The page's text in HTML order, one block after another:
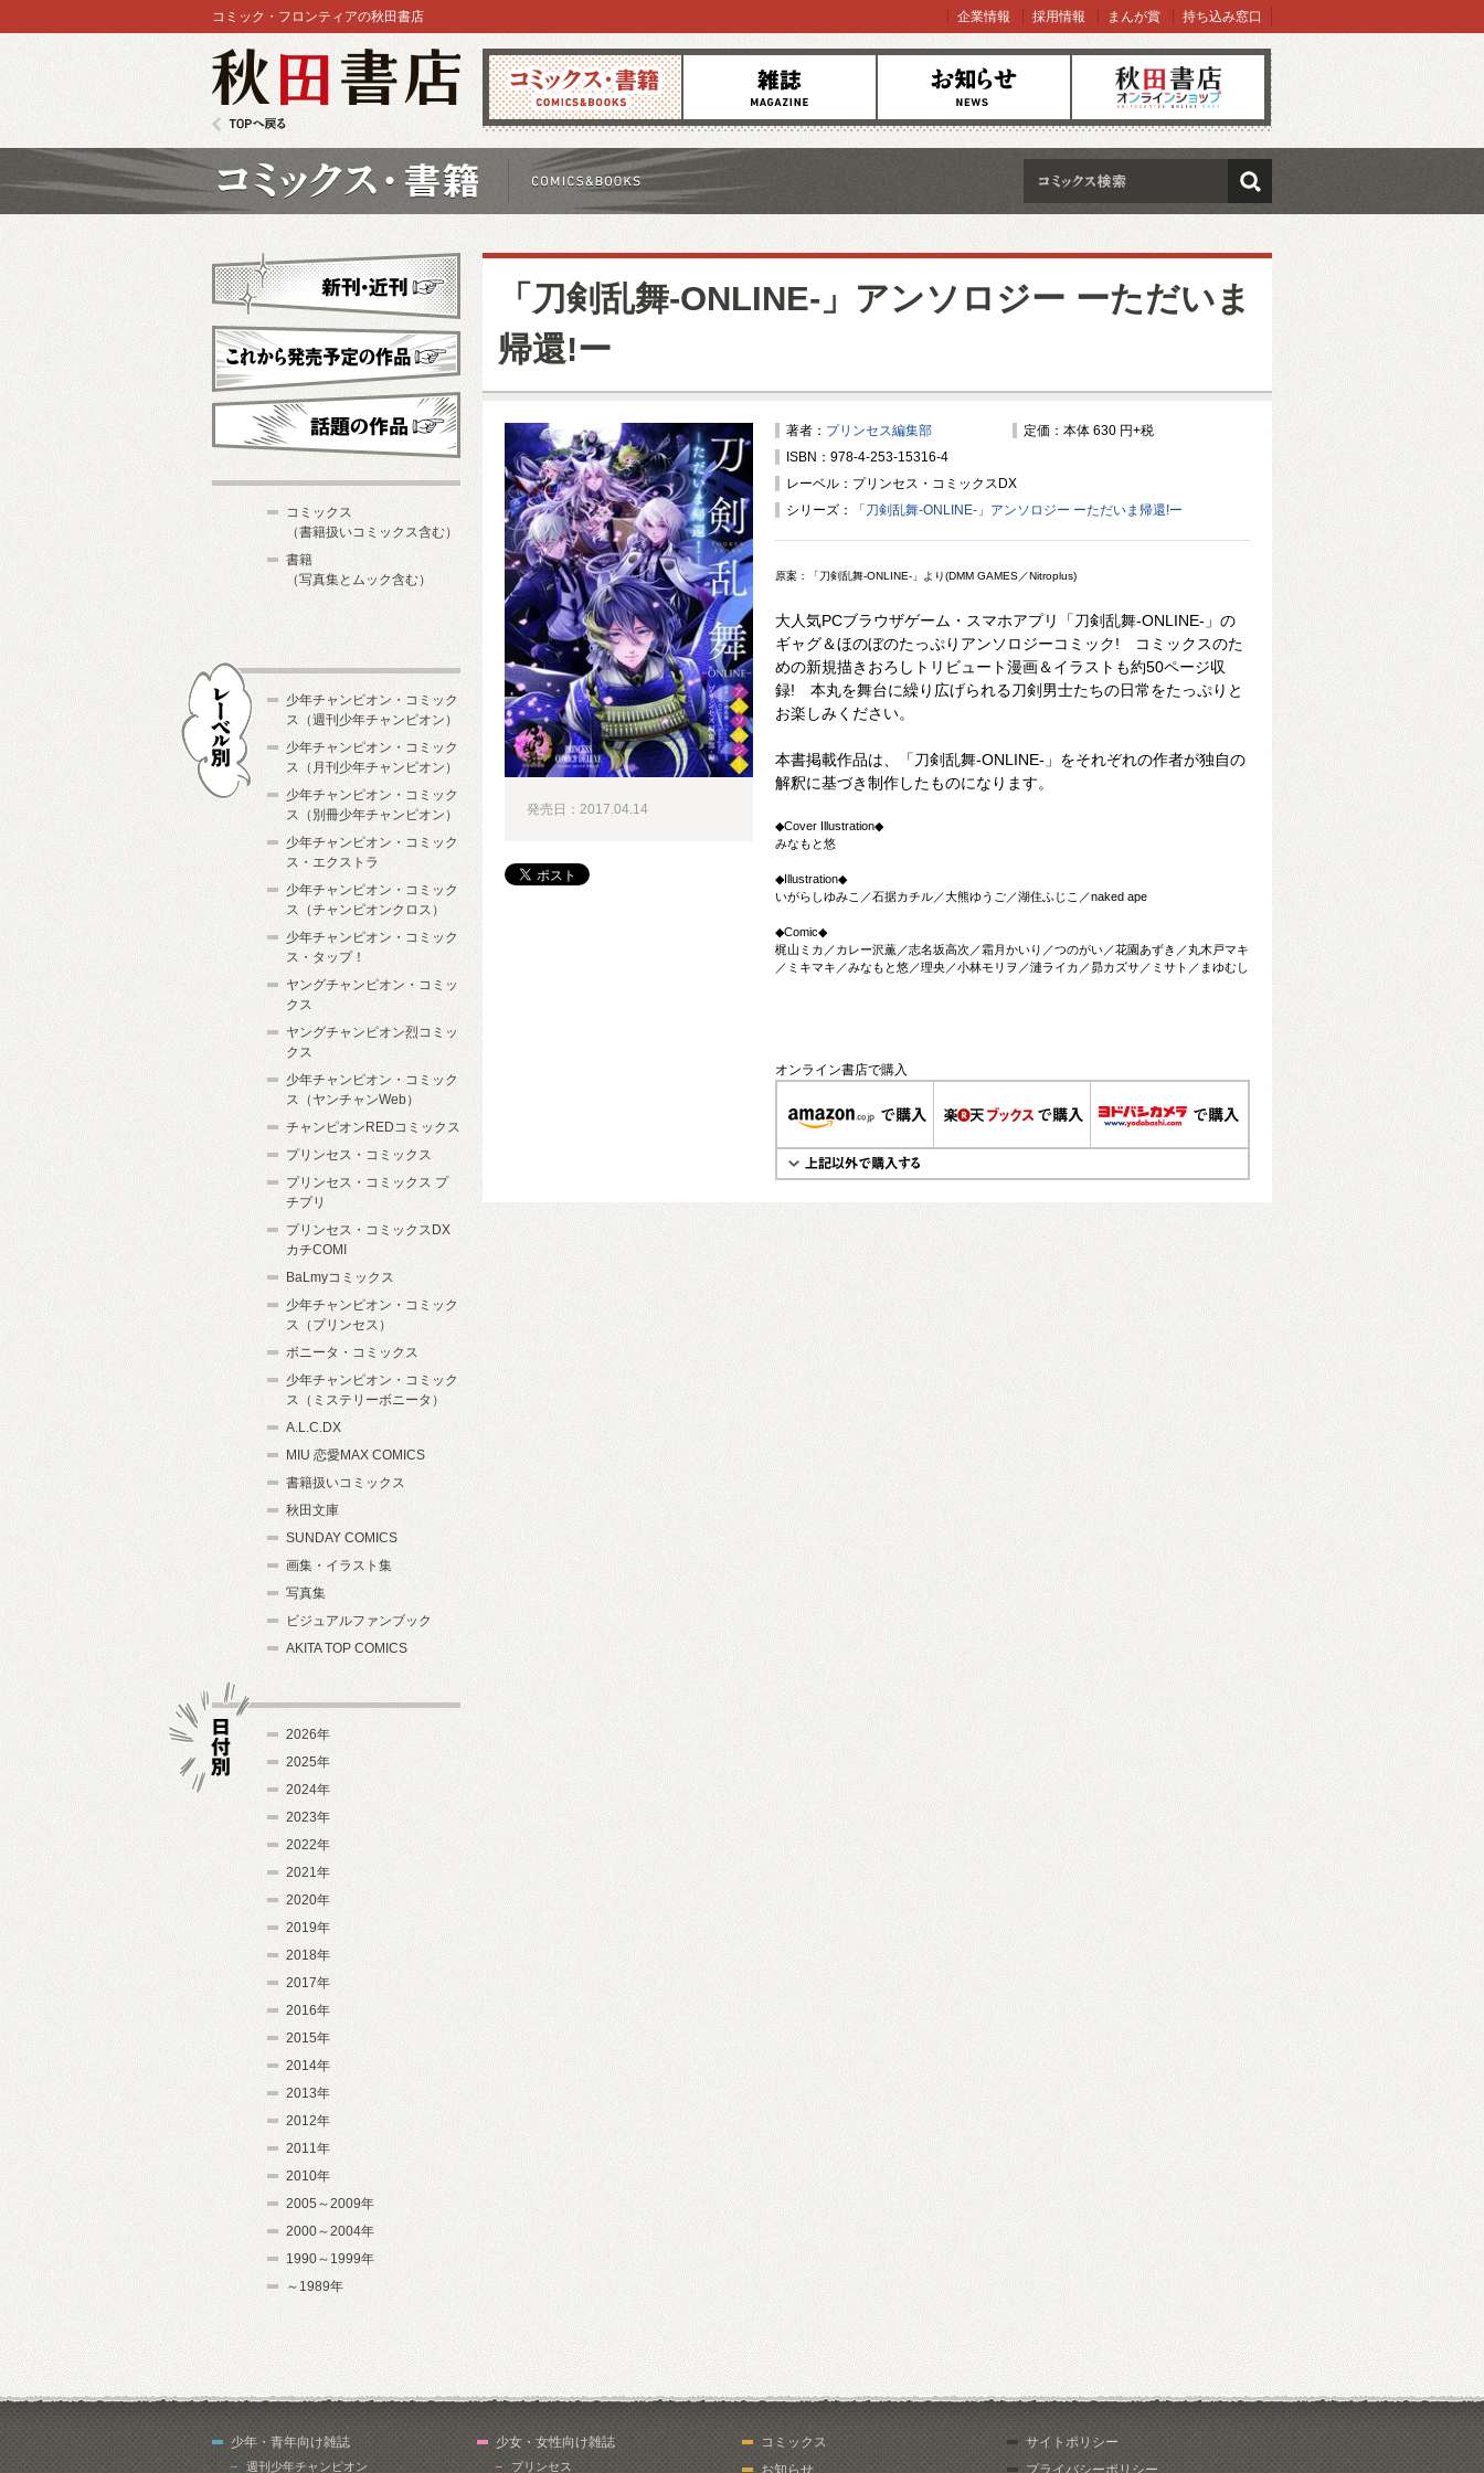
コミックス 雑誌 お知らせ オンラインショップ
コミック・フロンティアの秋田書店 企業情報 採用情報 まんが賞 持ち込み窓口
検索
「刀剣乱舞-ONLINE-」アンソロジー ーただいま
帰還!ー
著者： プリンセス編集部
定価：本体 630 円+税
ISBN：978-4-253-15316-4
レーベル：プリンセス・コミックスDX
シリーズ：
「刀剣乱舞-ONLINE-」アンソロジー ーただいま帰還!ー
原案：「刀剣乱舞-ONLINE-」より(DMM GAMES／Nitroplus)
大人気PCブラウザゲーム・スマホアプリ「刀剣乱舞-ONLINE-」の
ギャグ＆ほのぼのたっぷりアンソロジーコミック! コミックスのた
めの新規描きおろしトリビュート漫画＆イラストも約50ページ収
録! 本丸を舞台に繰り広げられる刀剣男士たちの日常をたっぷりと
お楽しみください。
本書掲載作品は、「刀剣乱舞-ONLINE-」をそれぞれの作者が独自の
解釈に基づき制作したものになります。
◆Cover Illustration◆
みなもと悠
◆Illustration◆
いがらしゆみこ／石据カチル／大熊ゆうご／湖住ふじこ／naked ape
◆Comic◆
梶山ミカ／カレー沢薫／志名坂高次／霜月かいり／つのがい／花園あずき／丸木戸マキ
／ミキマキ／みなもと悠／理央／小林モリヲ／漣ライカ／昴カズサ／ミサト／まゆむし
オンライン書店で購入
発売日：2017.04.14
新刊・近刊
これから発売予定
コミックス
（書籍扱いコミックス含む）
書籍
（写真集とムック含む）
少年チャンピオン・コミック
ス（週刊少年チャンピオン）
少年チャンピオン・コミック
ス（月刊少年チャンピオン）
少年チャンピオン・コミック
ス（別冊少年チャンピオン）
少年チャンピオン・コミック
ス・エクストラ
少年チャンピオン・コミック
ス（チャンピオンクロス）
少年チャンピオン・コミック
ス・タップ！
ヤングチャンピオン・コミッ
クス
ヤングチャンピオン烈コミッ
クス
少年チャンピオン・コミック
ス（ヤンチャンWeb）
チャンピオンREDコミックス
プリンセス・コミックス
プリンセス・コミックス プ
チプリ
プリンセス・コミックスDX
カチCOMI
BaLmyコミックス
少年チャンピオン・コミック
ス（プリンセス）
ボニータ・コミックス
少年チャンピオン・コミック
ス（ミステリーボニータ）
A.L.C.DX
MIU 恋愛MAX COMICS
書籍扱いコミックス
秋田文庫
SUNDAY COMICS
画集・イラスト集
写真集
ビジュアルファンブック
AKITA TOP COMICS
2026年
2025年
2024年
2023年
2022年
2021年
2020年
2019年
2018年
2017年
2016年
2015年
2014年
2013年
2012年
2011年
2010年
2005～2009年
2000～2004年
1990～1999年
～1989年
少年・青年向け雑誌
週刊少年チャンピオン
少女・女性向け雑誌
プリンセス
コミックス
お知らせ
サイトポリシー
プライバシーポリシー